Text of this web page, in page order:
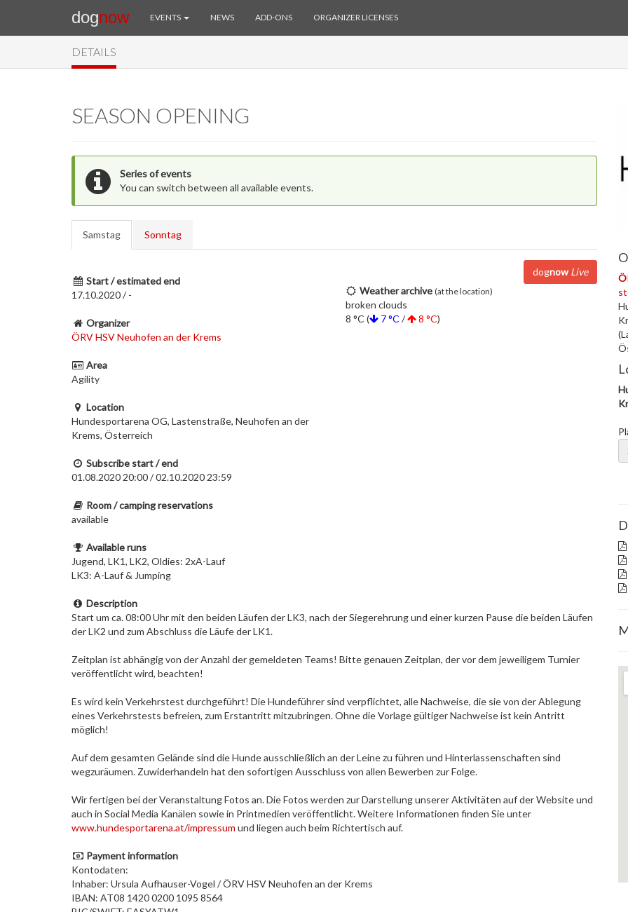
dognow EVENTS NEWS ADD-ONS ORGANIZER LICENSES
DETAILS
SEASON OPENING
Series of events
You can switch between all available events.
Samstag Sonntag
dognow Live
Start / estimated end
17.10.2020 / -
Organizer
ÖRV HSV Neuhofen an der Krems
Area
Agility
Location
Hundesportarena OG, Lastenstraße, Neuhofen an der
Krems, Österreich
Subscribe start / end
01.08.2020 20:00 / 02.10.2020 23:59
Room / camping reservations
available
Available runs
Jugend, LK1, LK2, Oldies: 2xA-Lauf
LK3: A-Lauf & Jumping
Weather archive (at the location)
broken clouds
8 °C (
7 °C / 8 °C)
Description
Start um ca. 08:00 Uhr mit den beiden Läufen der LK3, nach der Siegerehrung und einer kurzen Pause die beiden Läufen
der LK2 und zum Abschluss die Läufe der LK1.
Zeitplan ist abhängig von der Anzahl der gemeldeten Teams! Bitte genauen Zeitplan, der vor dem jeweiligem Turnier
veröffentlicht wird, beachten!
Es wird kein Verkehrstest durchgeführt! Die Hundeführer sind verpflichtet, alle Nachweise, die sie von der Ablegung
eines Verkehrstests befreien, zum Erstantritt mitzubringen. Ohne die Vorlage gültiger Nachweise ist kein Antritt
möglich!
Auf dem gesamten Gelände sind die Hunde ausschließlich an der Leine zu führen und Hinterlassenschaften sind
wegzuräumen. Zuwiderhandeln hat den sofortigen Ausschluss von allen Bewerben zur Folge.
Wir fertigen bei der Veranstaltung Fotos an. Die Fotos werden zur Darstellung unserer Aktivitäten auf der Website und
auch in Social Media Kanälen sowie in Printmedien veröffentlicht. Weitere Informationen finden Sie unter
www.hundesportarena.at/impressum und liegen auch beim Richtertisch auf.
Payment information
Kontodaten:
Inhaber: Ursula Aufhauser-Vogel / ÖRV HSV Neuhofen an der Krems
IBAN: AT08 1420 0200 1095 8564